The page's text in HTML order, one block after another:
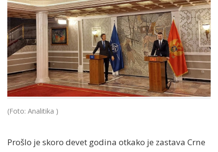
(Foto: Analitika )
Prošlo je skoro devet godina otkako je zastava Crne